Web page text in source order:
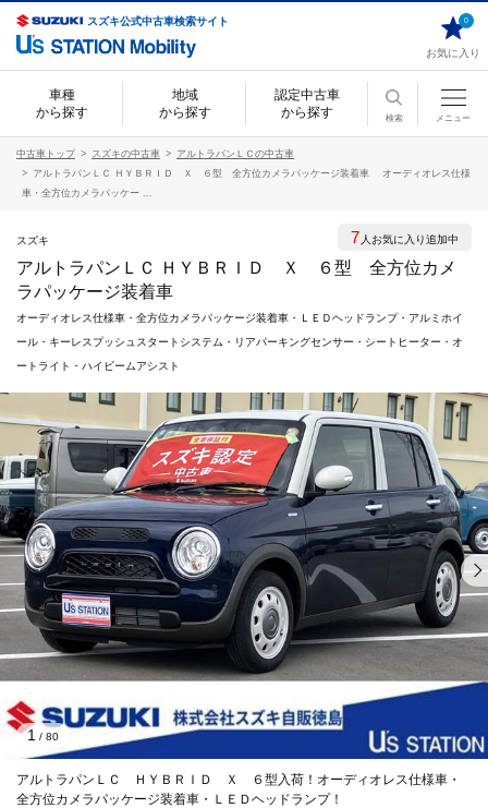
スズキ公式中古車検索サイト
お気に入り
0
車種
から探す
地域
から探す
認定中古車
から探す
検索 メニュー
中古車トップ スズキの中古車
アルトラパンＬＣの中古車
アルトラパンＬＣ ＨＹＢＲＩＤ Ｘ ６型 全方位カメラパッケージ装着車 オーディオレス仕様
車・全方位カメラパッケー ...
スズキ
アルトラパンＬＣ ＨＹＢＲＩＤ Ｘ ６型 全方位カメ
ラパッケージ装着車
オーディオレス仕様車・全方位カメラパッケージ装着車・ＬＥＤヘッドランプ・アルミホイ
ール・キーレスプッシュスタートシステム・リアパーキングセンサー・シートヒーター・オ
ートライト・ハイビームアシスト
アルトラパンＬＣ ＨＹＢＲＩＤ Ｘ ６型入荷！オーディオレス仕様車・
全方位カメラパッケージ装着車・ＬＥＤヘッドランプ！
1 / 80
7 人お気に入り追加中